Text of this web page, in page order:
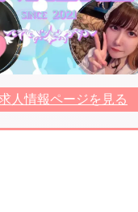
人情報ページを見る